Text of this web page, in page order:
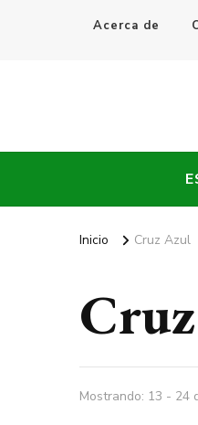
Acerca de
Every
Inicio Cruz Azul
Mostrando: 13 - 24